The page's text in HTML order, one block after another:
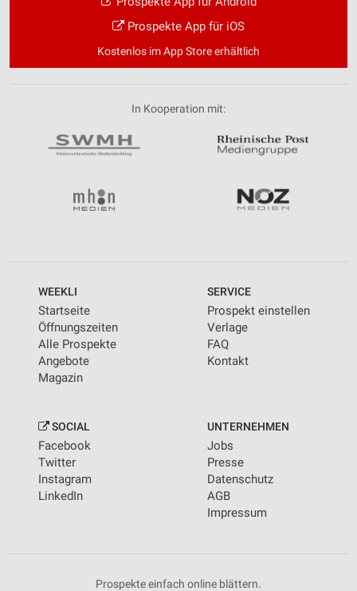
Prospekte App für iOS
Kostenlos im App Store erhältlich
In Kooperation mit:
WEEKLI
Startseite
Öffnungszeiten
Alle Prospekte
Angebote
Magazin
SERVICE
Prospekt einstellen
Verlage
FAQ
Kontakt
SOCIAL
Facebook
Twitter
Instagram
LinkedIn
UNTERNEHMEN
Jobs
Presse
Datenschutz
AGB
Impressum
Prospekte einfach online blättern.